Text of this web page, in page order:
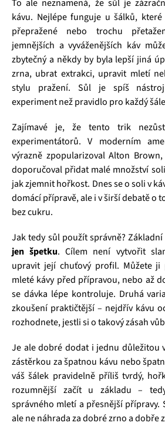
To ale neznamená, že sůl je
kávu. Nejlépe funguje u šálků,
přepražené nebo trochu
jemnějších a vyváženějších káv
zbytečný a někdy by byla lepší jiná
zrna, ubrat extrakci, upravit mletí
stylu pražení. Sůl je spíš
experiment než pravidlo pro každý
Zajímavé je, že tento trik
experimentátorů. V moderním
výrazně zpopularizoval Alton
doporučoval přidat malé množství
jak zjemnit hořkost. Dnes se o soli v
domácí přípravě, ale i v širší debatě o
bez cukru.
Jak tedy sůl použít správně?
jen špetku. Cílem není vytvořit
upravit její chuťový profil. Můžete
mleté kávy před přípravou, nebo až
se dávka lépe kontroluje. Druhá
zkoušení praktičtější – nejdřív kávu
rozhodnete, jestli si o takový zásah
Je ale dobré dodat i jednu důležitou
zástěrkou za špatnou kávu nebo
váš šálek pravidelně příliš tvrdý,
rozumnější začít u základu –
správného mletí a přesnější přípravy.
ale ne náhrada za dobré zrno a dobře